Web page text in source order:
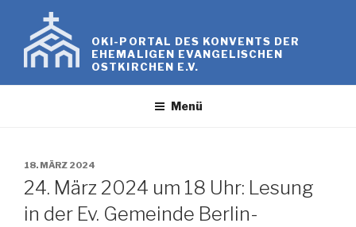
springen
OKI-PORTAL DES KONVENTS DER
EHEMALIGEN EVANGELISCHEN
OSTKIRCHEN E.V.
Menü
VERÖFFENTLICHT
AM
18. MÄRZ 2024
24. März 2024 um 18 Uhr: Lesung
in der Ev. Gemeinde Berlin-